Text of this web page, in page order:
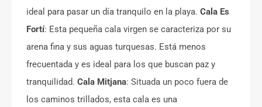
ideal para pasar un día tranquilo en la playa. Cala Es
Fortí: Esta pequeña cala virgen se caracteriza por su
arena fina y sus aguas turquesas. Está menos
frecuentada y es ideal para los que buscan paz y
tranquilidad. Cala Mitjana: Situada un poco fuera de
los caminos trillados, esta cala es una